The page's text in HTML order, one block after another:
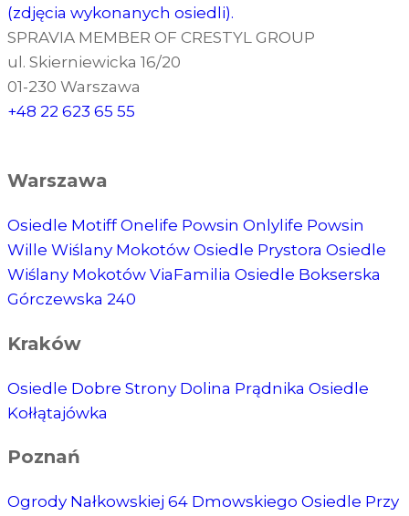
(zdjęcia wykonanych osiedli).
SPRAVIA MEMBER OF CRESTYL GROUP
ul. Skierniewicka 16/20
01-230 Warszawa
+48 22 623 65 55
Warszawa
Osiedle MotiffOnelife Powsin Onlylife Powsin
Wille Wiślany Mokotów Osiedle Prystora Osiedle
Wiślany Mokotów ViaFamilia Osiedle Bokserska
Górczewska 240
Kraków
Osiedle Dobre Strony Dolina Prądnika Osiedle
Kołłątajówka
Poznań
Ogrody Nałkowskiej 64 Dmowskiego Osiedle Przy